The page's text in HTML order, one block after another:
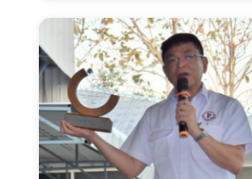
เมื่อวันที่ 22 ธันวาคม 2563 รวมทั้งพนักง
ส่วนร่วม และร่วมแสดงความยินดีเป็นอย่
กิจกรรม และรางวัลในครั้งนี้